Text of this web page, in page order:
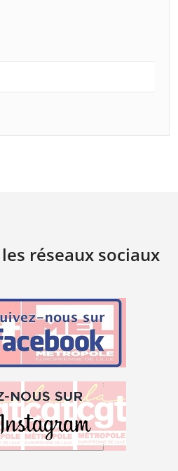
réseaux sociaux